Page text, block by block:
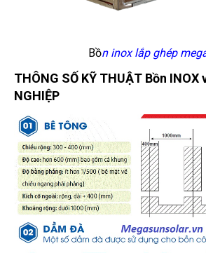
Bồn inox lắp ghép
THÔNG SỐ KỸ THUẬT Bồn INOX
NGHIỆP